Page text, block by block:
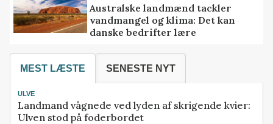
Australske landmænd tackler
vandmangel og klima: Det kan
danske bedrifter lære
MEST LÆSTE SENESTE NYT
ULVE
Landmand vågnede ved lyden af skrigende kvier:
Ulven stod på foderbordet